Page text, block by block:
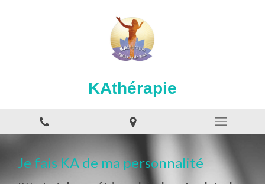
KAthérapie
Je fais KA de ma personnalité